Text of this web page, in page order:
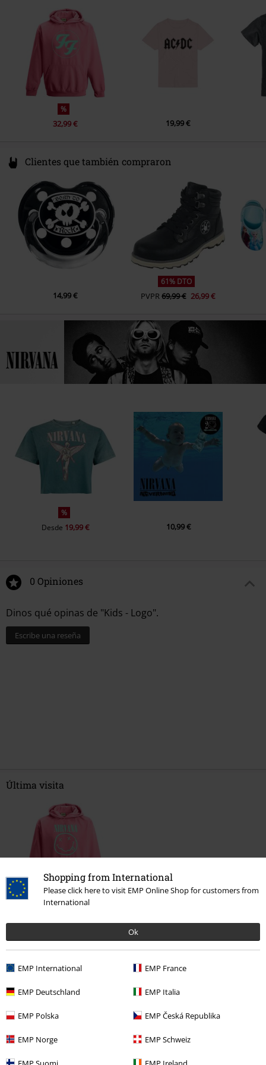
Shopping from International
Please click here to visit EMP Online Shop for customers from
International
Ok
EMP International EMP France
EMP Deutschland EMP Italia
EMP Polska EMP Česká Republika
EMP Norge EMP Schweiz
%
32,99 € 19,99 €
Clientes que también compraron
14,99 €
61% DTO
PVPR69,99 € 26,99 €
%
Desde 19,99 € 10,99 €
0 Opiniones
Dinos qué opinas de "Kids - Logo".
Escribe una reseña
Última visita
%
Más categorías. Más opciones
Ofertas %
Ofertas %
Ofertas %
Ofertas %